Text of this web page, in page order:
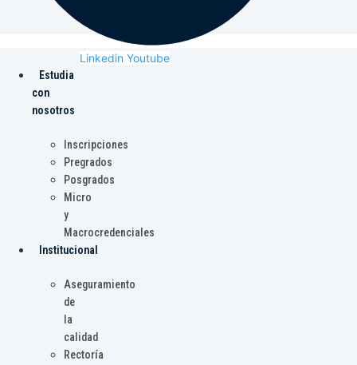
Linkedin Youtube
Estudia
con
nosotros
Inscripciones
Pregrados
Posgrados
Micro
y
Macrocredenciales
Institucional
Aseguramiento
de
la
calidad
Rectoría